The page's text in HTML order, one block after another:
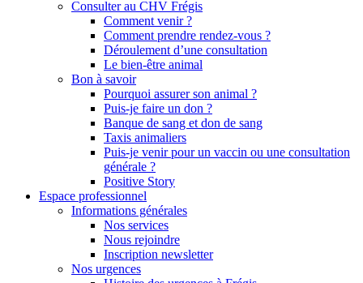
Consulter au CHV Frégis
Comment venir ?
Comment prendre rendez-vous ?
Déroulement d’une consultation
Le bien-être animal
Bon à savoir
Pourquoi assurer son animal ?
Puis-je faire un don ?
Banque de sang et don de sang
Taxis animaliers
Puis-je venir pour un vaccin ou une consultation
générale ?
Positive Story
Espace professionnel
Informations générales
Nos services
Nous rejoindre
Inscription newsletter
Nos urgences